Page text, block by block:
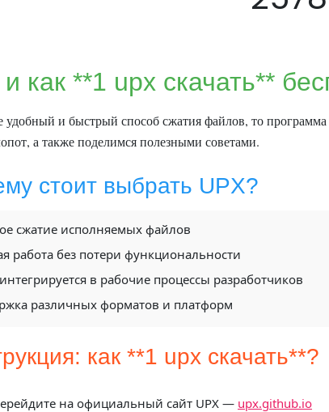
как **1 upx скачать**
и быстрый способ сжатия файлов, то программа
а также поделимся полезными советами.
стоит выбрать UPX?
сжатие исполняемых файлов
работа без потери функциональности
в рабочие процессы разработчиков
различных форматов и платформ
как **1 upx скачать**?
на официальный сайт UPX — upx.github.io